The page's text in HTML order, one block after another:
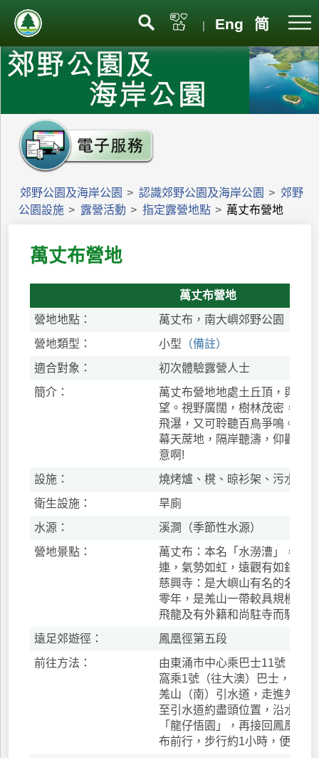
| Eng 简
郊野公園及海岸公園 > 認識郊野公園及海岸公園 > 郊野
公園設施 > 露營活動 > 指定露營地點 > 萬丈布營地
萬丈布營地
萬丈布營地
營地地點：
萬丈布，南大嶼郊野公園
營地類型：
小型 （備註）
適合對象：
初次體驗露營人士
簡介：
萬丈布營地地處土丘頂，與慈
望。視野廣闊，樹林茂密，既
飛瀑，又可聆聽百鳥爭鳴。晚
幕天蓆地，隔岸聽濤，仰觀星
意啊!
設施：
燒烤爐、櫈、晾衫架、污水穴
衛生設施：
旱廁
水源：
溪澗（季節性水源）
營地景點：
萬丈布：本名「水澇漕」，因
連，氣勢如虹，遠觀有如銀布
慈興寺：是大嶼山有名的名勝
零年，是羗山一帶較具規模的
飛龍及有外籍和尚駐寺而馳名。
遠足郊遊徑：
鳳凰徑第五段
前往方法：
由東涌市中心乘巴士11號（往
窩乘1號（往大澳）巴士，在龍
羗山（南）引水道，走進羗山
至引水道約盡頭位置，沿水泥
「龍仔悟園」，再接回鳳凰徑
布前行，步行約1小時，便可抵